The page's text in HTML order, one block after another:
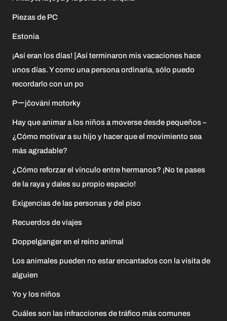
Piezas de PC
Estonia
¡Así eran los días! [Así terminaron mis vacaciones hace
unos días. Y como una persona ordinaria, sólo puedo
recordarlo con un po
Pーjčování motorky
Hay que animar a los niños a moverse desde pequeños –
¿Cómo motivar a su hijo y hacer que el movimiento sea
más agradable?
¿Cómo reforzar el vínculo entre hermanos? ¡No te pases
de la raya y dales su propio espacio!
Exigencias de las personas y del piso
Recuerdos de viajes
Doppelganger en el reino animal
Los animales pueden no estar encantados con la visita de
alguien
Yo y los niños
Cuáles son las infracciones de tráfico más comunes